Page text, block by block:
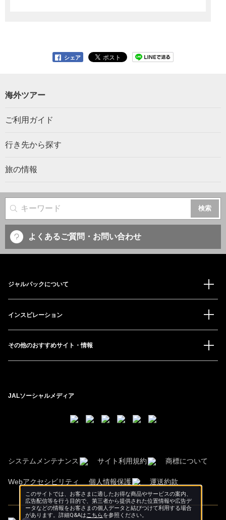
シェア
海外ツアー
ご利用ガイド
行き先から探す
旅の情報
サイト内検索
よくあるご質問・お問い合わせ
ジャルパックについて
インスピレーション
その他のおすすめサイト・情報
JALソーシャルメディア
システムメンテナンス サイト利用規約 商標について
Webアクセシビリティ 個人情報保護 運送約款
このサイトでは、お客さまに適したお得な商品やサービスの案内、
広告配信等を行う目的で、第三者から提供された位置情報や広告デ
ータなどの情報をお客さまの個人データと結びつけて利用する場合
があります。詳細Q&Aはこちらを参照ください。